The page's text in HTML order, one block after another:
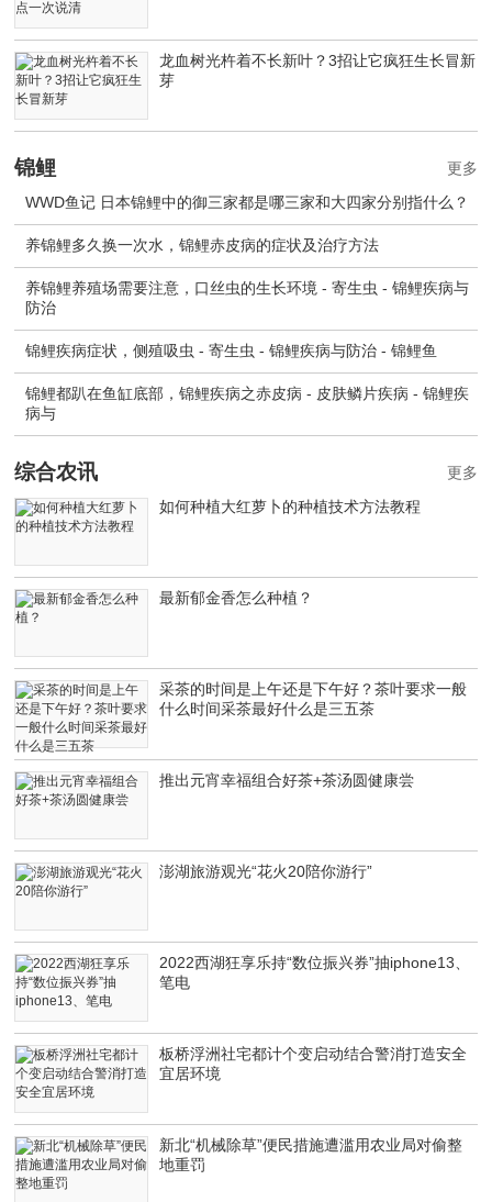
龙血树光杵着不长新叶？3招让它疯狂生长冒新
芽
锦鲤
WWD鱼记 日本锦鲤中的御三家都是哪三家和大四家分别指什么？
养锦鲤多久换一次水，锦鲤赤皮病的症状及治疗方法
养锦鲤养殖场需要注意，口丝虫的生长环境 - 寄生虫 - 锦鲤疾病与
防治
锦鲤疾病症状，侧殖吸虫 - 寄生虫 - 锦鲤疾病与防治 - 锦鲤鱼
锦鲤都趴在鱼缸底部，锦鲤疾病之赤皮病 - 皮肤鳞片疾病 - 锦鲤疾
病与
更多
综合农讯
如何种植大红萝卜的种植技术方法教程
最新郁金香怎么种植？
采茶的时间是上午还是下午好？茶叶要求一般
什么时间采茶最好什么是三五茶
推出元宵幸福组合好茶+茶汤圆健康尝
澎湖旅游观光“花火20陪你游行”
2022西湖狂享乐持“数位振兴券”抽iphone13、
笔电
板桥浮洲社宅都计个变启动结合警消打造安全
宜居环境
新北“机械除草”便民措施遭滥用农业局对偷整
地重罚
更多